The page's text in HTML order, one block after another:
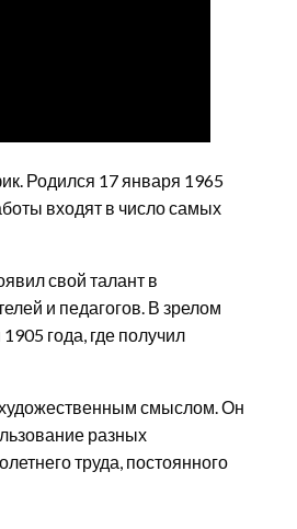
Родился 17 января 1965
входят в число самых
свой талант в
и педагогов. В зрелом
года, где получил
смыслом. Он
разных
труда, постоянного